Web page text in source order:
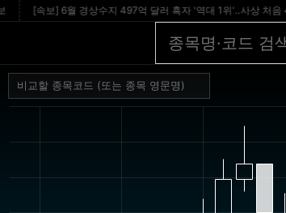
[속보] 6월 경상수지 497억 달러 흑자 '역대 1위'‥사상 처음 400